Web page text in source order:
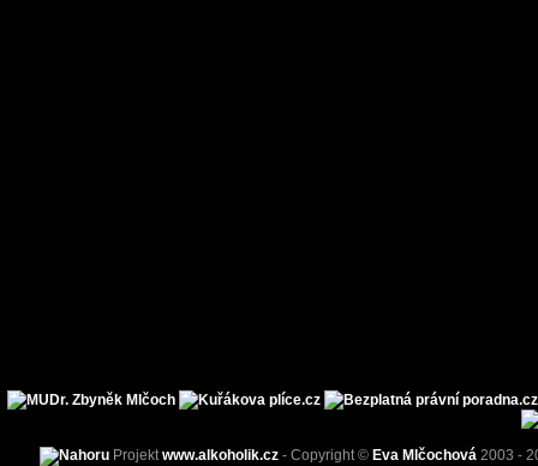
Projektwww.alkoholik.cz - Copyright © Eva Mlčochová 2003 -